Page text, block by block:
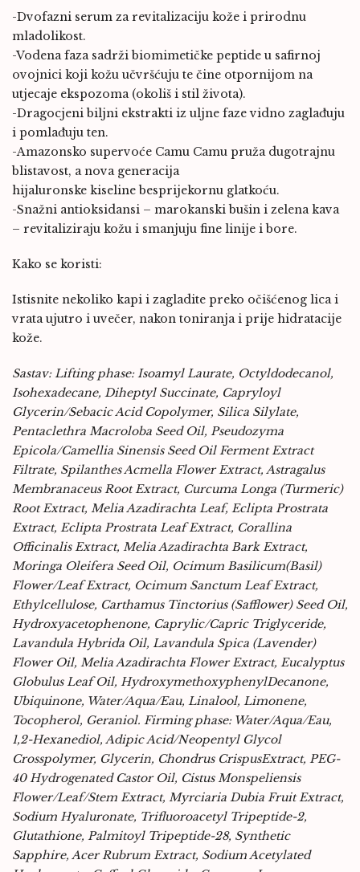
-Dvofazni serum za revitalizaciju kože i prirodnu
mladolikost.
-Vodena faza sadrži biomimetičke peptide u safirnoj
ovojnici koji kožu učvršćuju te čine otpornijom na
utjecaje ekspozoma (okoliš i stil života).
-Dragocjeni biljni ekstrakti iz uljne faze vidno zaglađuju
i pomlađuju ten.
-Amazonsko supervoće Camu Camu pruža dugotrajnu
blistavost, a nova generacija
hijaluronske kiseline besprijekornu glatkoću.
-Snažni antioksidansi – marokanski bušin i zelena kava
– revitaliziraju kožu i smanjuju fine linije i bore.
Kako se koristi:
Istisnite nekoliko kapi i zagladite preko očišćenog lica i
vrata ujutro i uvečer, nakon toniranja i prije hidratacije
kože.
Sastav: Lifting phase: Isoamyl Laurate, Octyldodecanol,
Isohexadecane, Diheptyl Succinate, Capryloyl
Glycerin/Sebacic Acid Copolymer, Silica Silylate,
Pentaclethra Macroloba Seed Oil, Pseudozyma
Epicola/Camellia Sinensis Seed Oil Ferment Extract
Filtrate, Spilanthes Acmella Flower Extract, Astragalus
Membranaceus Root Extract, Curcuma Longa (Turmeric)
Root Extract, Melia Azadirachta Leaf, Eclipta Prostrata
Extract, Eclipta Prostrata Leaf Extract, Corallina
Officinalis Extract, Melia Azadirachta Bark Extract,
Moringa Oleifera Seed Oil, Ocimum Basilicum(Basil)
Flower/Leaf Extract, Ocimum Sanctum Leaf Extract,
Ethylcellulose, Carthamus Tinctorius (Safflower) Seed Oil,
Hydroxyacetophenone, Caprylic/Capric Triglyceride,
Lavandula Hybrida Oil, Lavandula Spica (Lavender)
Flower Oil, Melia Azadirachta Flower Extract, Eucalyptus
Globulus Leaf Oil, HydroxymethoxyphenylDecanone,
Ubiquinone, Water/Aqua/Eau, Linalool, Limonene,
Tocopherol, Geraniol. Firming phase: Water/Aqua/Eau,
1,2-Hexanediol, Adipic Acid/Neopentyl Glycol
Crosspolymer, Glycerin, Chondrus CrispusExtract, PEG-
40 Hydrogenated Castor Oil, Cistus Monspeliensis
Flower/Leaf/Stem Extract, Myrciaria Dubia Fruit Extract,
Sodium Hyaluronate, Trifluoroacetyl Tripeptide-2,
Glutathione, Palmitoyl Tripeptide-28, Synthetic
Sapphire, Acer Rubrum Extract, Sodium Acetylated